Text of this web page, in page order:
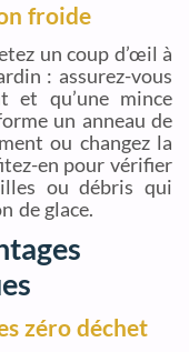
froide
un coup d’œil à
: assurez-vous
et qu’une mince
un anneau de
ou changez la
en pour vérifier
ou débris qui
de glace.
zéro déchet